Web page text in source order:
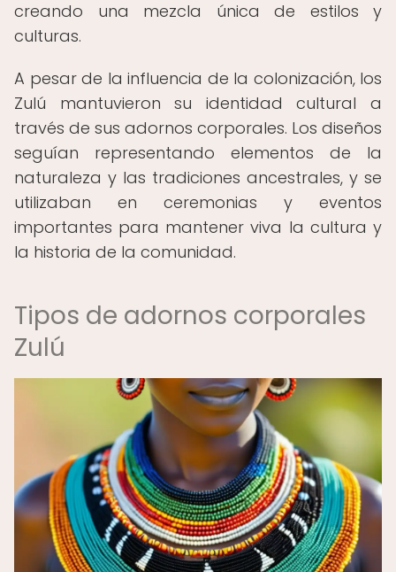
creando una mezcla única de estilos y
culturas.
A pesar de la influencia de la colonización, los
Zulú mantuvieron su identidad cultural a
través de sus adornos corporales. Los diseños
seguían representando elementos de la
naturaleza y las tradiciones ancestrales, y se
utilizaban en ceremonias y eventos
importantes para mantener viva la cultura y
la historia de la comunidad.
Tipos de adornos corporales
Zulú